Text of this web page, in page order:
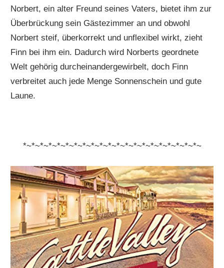
Norbert, ein alter Freund seines Vaters, bietet ihm zur
Überbrückung sein Gästezimmer an und obwohl
Norbert steif, überkorrekt und unflexibel wirkt, zieht
Finn bei ihm ein. Dadurch wird Norberts geordnete
Welt gehörig durcheinandergewirbelt, doch Finn
verbreitet auch jede Menge Sonnenschein und gute
Laune.
*~*~*~*~*~*~*~*~*~*~*~*~*~*~*~*~*~*~*~*~*~